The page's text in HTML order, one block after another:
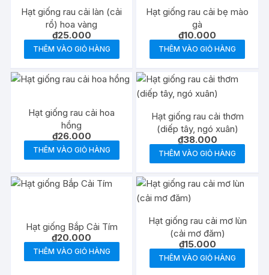
Hạt giống rau cải làn (cải
rổ) hoa vàng
₫25.000
THÊM VÀO GIỎ HÀNG
Hạt giống rau cải bẹ mào
gà
₫10.000
THÊM VÀO GIỎ HÀNG
Hạt giống rau cải hoa
hồng
₫26.000
THÊM VÀO GIỎ HÀNG
Hạt giống rau cải thơm
(diếp tây, ngó xuân)
₫38.000
THÊM VÀO GIỎ HÀNG
Hạt giống Bắp Cải Tím
₫20.000
THÊM VÀO GIỎ HÀNG
Hạt giống rau cải mơ lùn
(cải mơ đăm)
₫15.000
THÊM VÀO GIỎ HÀNG